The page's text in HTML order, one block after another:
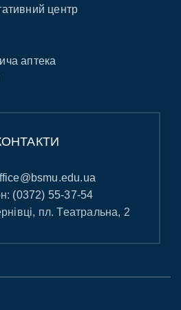
центр
аптека
(0372) 55-37-54
пл. Театральна, 2